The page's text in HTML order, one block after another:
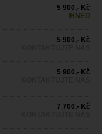
5 900,- Kč
IHNED
5 900,- Kč
5 900,- Kč
7 700,- Kč